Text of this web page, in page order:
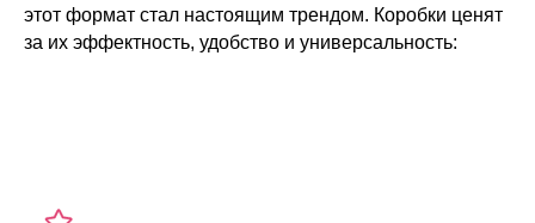
этот формат стал настоящим трендом. Коробки ценят
за их эффектность, удобство и универсальность: